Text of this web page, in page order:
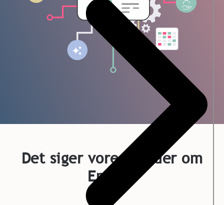
Det siger vores kunder om
Ennova